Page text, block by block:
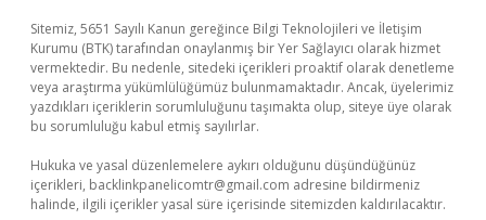
Sitemiz, 5651 Sayılı Kanun gereğince Bilgi Teknolojileri ve İletişim
Kurumu (BTK) tarafından onaylanmış bir Yer Sağlayıcı olarak hizmet
vermektedir. Bu nedenle, sitedeki içerikleri proaktif olarak denetleme
veya araştırma yükümlülüğümüz bulunmamaktadır. Ancak, üyelerimiz
yazdıkları içeriklerin sorumluluğunu taşımakta olup, siteye üye olarak
bu sorumluluğu kabul etmiş sayılırlar.
Hukuka ve yasal düzenlemelere aykırı olduğunu düşündüğünüz
içerikleri, backlinkpanelicomtr@gmail.com adresine bildirmeniz
halinde, ilgili içerikler yasal süre içerisinde sitemizden kaldırılacaktır.